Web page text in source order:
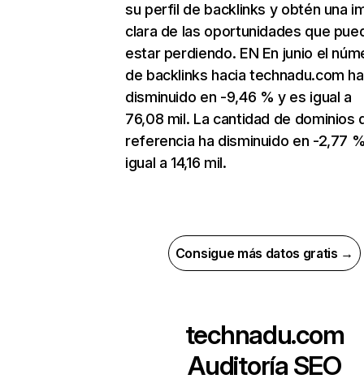
su perfil de backlinks y obtén una
clara de las oportunidades que
estar perdiendo. EN En junio el
de backlinks hacia technadu.com ha
disminuido en -9,46 % y es igual a
76,08 mil. La cantidad de dominios
referencia ha disminuido en -2,77
igual a 14,16 mil.
Consigue más datos gratis →
technadu.com
Auditoría SEO